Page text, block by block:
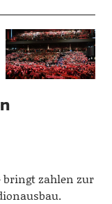
bringt zahlen zur